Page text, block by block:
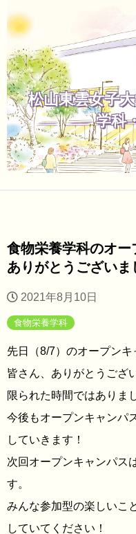
松山東雲女子
学科
食物栄養学科のオ
ありがとうございま
2021年8月10日
食物栄養学科
先日（8/7）のオープン
皆さん、ありがとうござ
限られた時間ではありま
今後もオープンキャンパ
していきます！
次回オープンキャンパス
す。
みんな参加型の楽しいこ
していてください！